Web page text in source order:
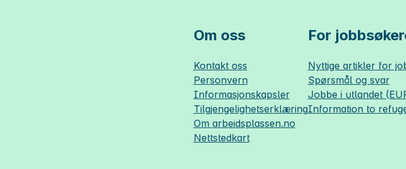
Om oss
Kontakt oss
Personvern
Informasjonskapsler
Tilgjengelighetserklæring
Om arbeidsplassen.no
Nettstedkart
For
Nyttige artikler for
Spørsmål og svar
Jobbe i utlandet
Information to